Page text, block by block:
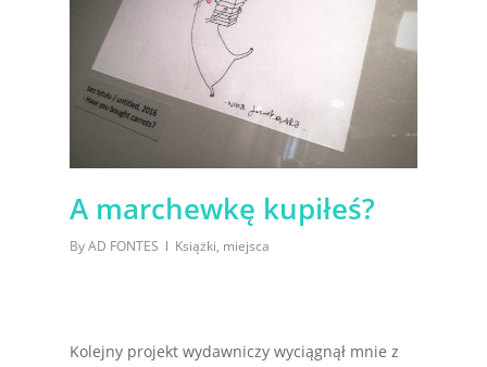
A marchewkę kupiłeś?
ByAD FONTES Książki, miejsca
Kolejny projekt wydawniczy wyciągnął mnie z